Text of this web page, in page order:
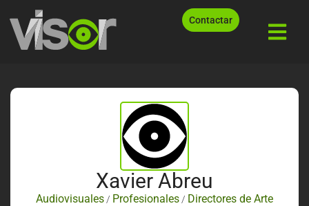
Contactar
Xavier Abreu
Audiovisuales / Profesionales / Directores de Arte